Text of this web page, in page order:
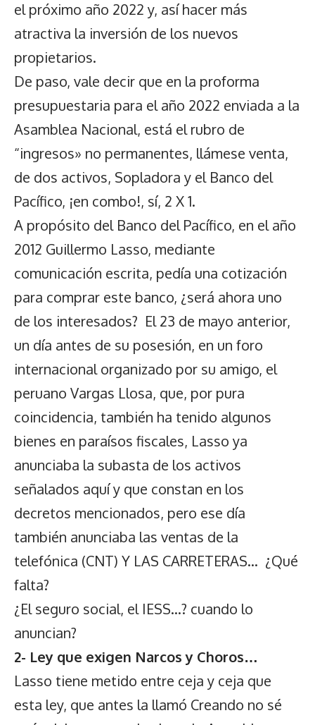
el próximo año 2022 y, así hacer más
atractiva la inversión de los nuevos
propietarios.
De paso, vale decir que en la proforma
presupuestaria para el año 2022 enviada a la
Asamblea Nacional, está el rubro de
“ingresos» no permanentes, llámese venta,
de dos activos, Sopladora y el Banco del
Pacífico, ¡en combo!, sí, 2 X 1.
A propósito del Banco del Pacífico, en el año
2012 Guillermo Lasso, mediante
comunicación escrita, pedía una cotización
para comprar este banco, ¿será ahora uno
de los interesados? El 23 de mayo anterior,
un día antes de su posesión, en un foro
internacional organizado por su amigo, el
peruano Vargas Llosa, que, por pura
coincidencia, también ha tenido algunos
bienes en paraísos fiscales, Lasso ya
anunciaba la subasta de los activos
señalados aquí y que constan en los
decretos mencionados, pero ese día
también anunciaba las ventas de la
telefónica (CNT) Y LAS CARRETERAS… ¿Qué
falta?
¿El seguro social, el IESS…? cuando lo
anuncian?
2- Ley que exigen Narcos y Choros…
Lasso tiene metido entre ceja y ceja que
esta ley, que antes la llamó Creando no sé